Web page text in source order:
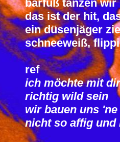
barfuß tanzen
das ist der hit,
ein düsenjäger
schneeweiß,
ref
ich möchte mit
richtig wild sein
wir bauen uns
nicht so affig und